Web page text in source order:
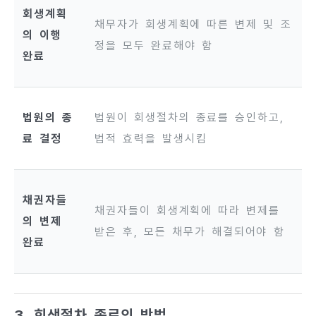
회생계획
의 이행
완료
채무자가 회생계획에 따른 변제 및 조
정을 모두 완료해야 함
법원의 종
료 결정
법원이 회생절차의 종료를 승인하고,
법적 효력을 발생시킴
채권자들
의 변제
완료
채권자들이 회생계획에 따라 변제를
받은 후, 모든 채무가 해결되어야 함